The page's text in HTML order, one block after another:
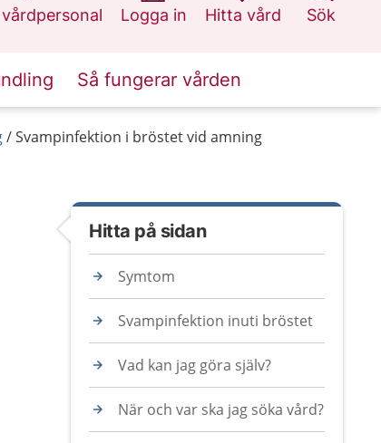
Logga in
Hitta vård
Sök
Så fungerar vården
Svampinfektion i bröstet vid amning
Hitta på sidan
Symtom
Svampinfektion inuti bröstet
Vad kan jag göra själv?
När och var ska jag söka vård?